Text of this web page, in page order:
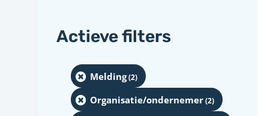
Actieve filters
Melding(2)
Organisatie/ondernemer(2)